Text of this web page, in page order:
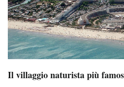
Il villaggio naturista più